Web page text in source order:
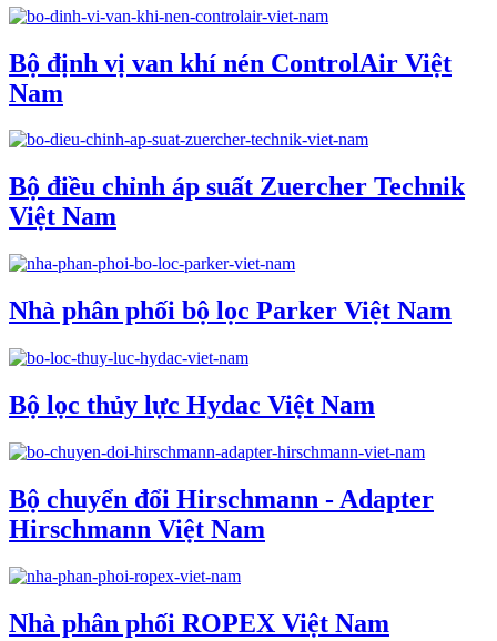
Bộ định vị van khí nén ControlAir Việt
Nam
Bộ điều chỉnh áp suất Zuercher Technik
Việt Nam
Nhà phân phối bộ lọc Parker Việt Nam
Bộ lọc thủy lực Hydac Việt Nam
Bộ chuyển đổi Hirschmann - Adapter
Hirschmann Việt Nam
Nhà phân phối ROPEX Việt Nam